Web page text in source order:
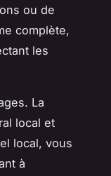
ou de
complète,
les
La
local et
local, vous
à